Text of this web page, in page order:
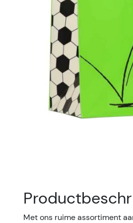
Met ons ruime assortiment